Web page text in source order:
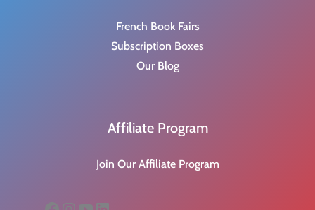
i
s
.
5
French Book Fairs
Subscription Boxes
Our Blog
Affiliate Program
Join Our Affiliate Program
Facebook
Instagram
YouTube
LinkedIn